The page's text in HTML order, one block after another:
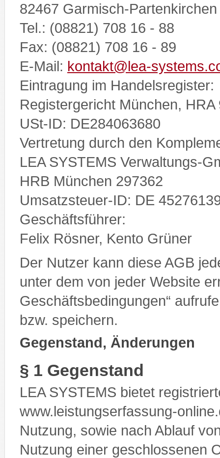
82467 Garmisch-Partenkirchen
Tel.: (08821) 708 16 - 88
Fax: (08821) 708 16 - 89
E-Mail: kontakt@lea-
Eintragung im Handelsregister:
Registergericht München, HRA
USt-ID: DE284063680
Vertretung durch den
LEA SYSTEMS Verwaltungs-
HRB München 297362
Umsatzsteuer-ID: DE
Geschäftsführer:
Felix Rösner, Kento Grüner
Der Nutzer kann diese AGB
unter dem von jeder Website
Geschäftsbedingungen“
bzw. speichern.
Gegenstand, Änderungen
§ 1 Gegenstand
LEA SYSTEMS bietet
www.leistungserfassung-
Nutzung, sowie nach Ablauf
Nutzung einer geschlossenen